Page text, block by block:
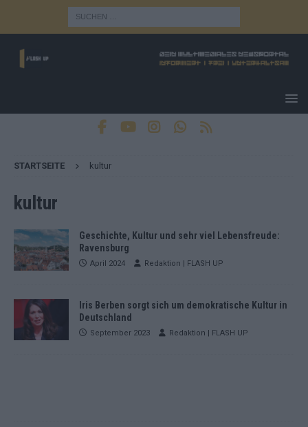
STARTSEITE kultur
kultur
Geschichte, Kultur und sehr viel Lebensfreude:
Ravensburg
April 2024 Redaktion | FLASH UP
Iris Berben sorgt sich um demokratische Kultur in
Deutschland
September 2023 Redaktion | FLASH UP